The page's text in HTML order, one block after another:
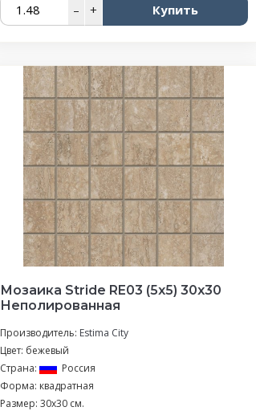
– + Купить
Мозаика Stride RE03 (5х5) 30x30
Неполированная
Производитель: Estima City
Цвет: бежевый
Страна:
Россия
Форма: квадратная
Размер: 30x30 см.